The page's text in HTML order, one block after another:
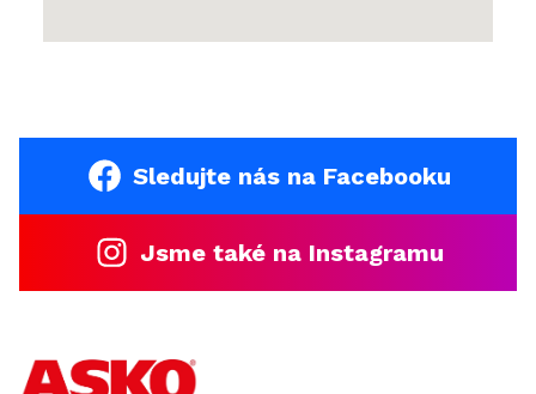
Sledujte nás na Facebooku
Jsme také na Instagramu